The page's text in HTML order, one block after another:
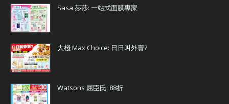
Sasa 莎莎: 一站式面膜專家
大棧 Max Choice: 日日叫外賣?
Watsons 屈臣氏: 88折